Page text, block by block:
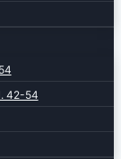
42-54